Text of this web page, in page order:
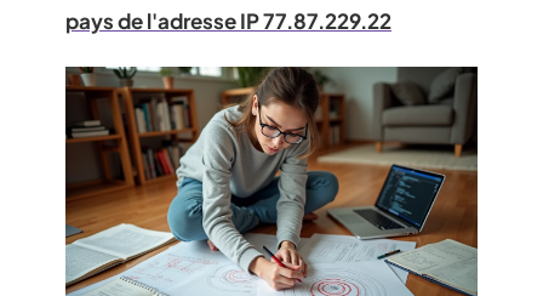
pays de l'adresse IP 77.87.229.22